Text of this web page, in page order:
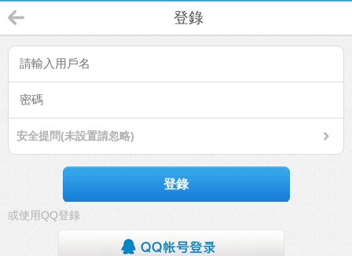
登錄
安全提問(未設置請忽略)
登錄
或使用QQ登錄